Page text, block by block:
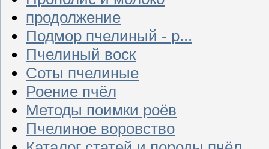
продолжение
Подмор пчелиный - р...
Пчелиный воск
Соты пчелиные
Роение пчёл
Методы поимки роёв
Пчелиное воровство